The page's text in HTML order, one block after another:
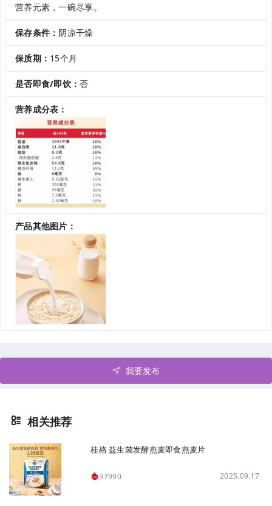
营养元素，一碗尽享。
保存条件： 阴凉干燥
保质期： 15个月
是否即食/即饮：否
营养成分表：
产品其他图片：
我要发布
相关推荐
桂格 益生菌发酵燕麦即食燕麦片
37990 2025.09.17